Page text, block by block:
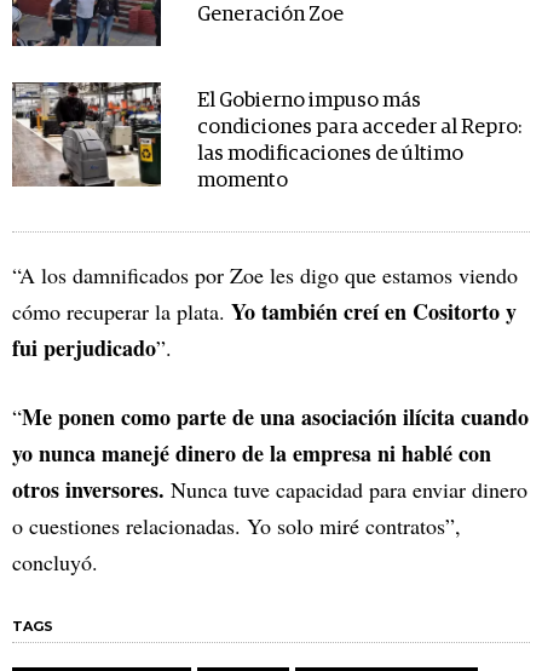
Generación Zoe
El Gobierno impuso más
condiciones para acceder al Repro:
las modificaciones de último
momento
“A los damnificados por Zoe les digo que estamos viendo
cómo recuperar la plata. Yo también creí en Cositorto y
fui perjudicado”.
“Me ponen como parte de una asociación ilícita cuando
yo nunca manejé dinero de la empresa ni hablé con
otros inversores. Nunca tuve capacidad para enviar dinero
o cuestiones relacionadas. Yo solo miré contratos”,
concluyó.
TAGS